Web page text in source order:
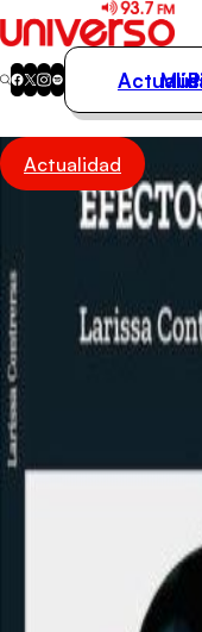
Actualidad
Música
Programas
Podcasts
Destacados
Actualidad